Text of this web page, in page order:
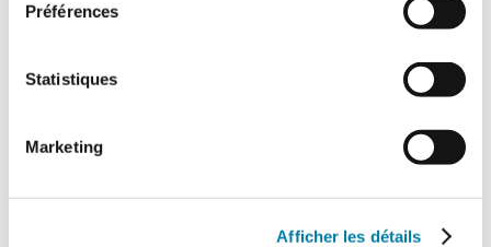
Préférences
Statistiques
Marketing
Afficher les détails
transition énergétique se heurtent à la
manque d’historique et de connaissance sur
la sinistralité. …